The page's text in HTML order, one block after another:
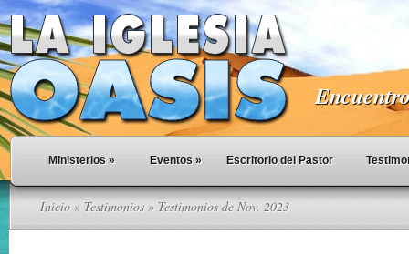
Ministerios » Eventos » Escritorio del Pastor
Inicio » Testimonios» Testimonios de Nov. 2023